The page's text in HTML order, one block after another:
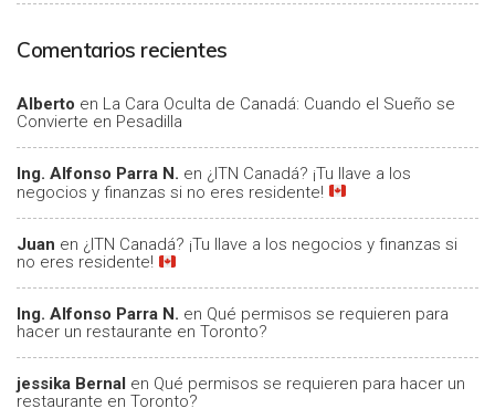
Comentarios recientes
Alberto en La Cara Oculta de Canadá: Cuando el Sueño se
Convierte en Pesadilla
Ing. Alfonso Parra N. en ¿ITN Canadá? ¡Tu llave a los
negocios y finanzas si no eres residente!
Juan en ¿ITN Canadá? ¡Tu llave a los negocios y finanzas si
no eres residente!
Ing. Alfonso Parra N. en Qué permisos se requieren para
hacer un restaurante en Toronto?
jessika Bernal en Qué permisos se requieren para hacer un
restaurante en Toronto?